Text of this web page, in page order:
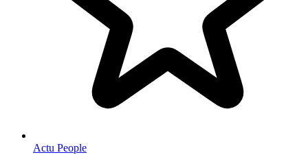
Actu People